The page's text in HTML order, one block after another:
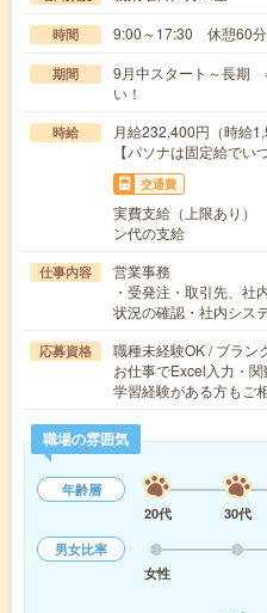
時間 9:00～17:30 休憩60
期間
9月中スタート～長期
い！
時給
月給232,400円（時給
【パソナは固定給でい
交通費
実費支給（上限あり）
ン代の支給
仕事内容
営業事務
・受発注・取引先、社
状況の確認・社内シス
応募資格
職種未経験OK / ブラン
お仕事でExcel入力・
学習経験がある方もご
職場の雰囲気
年齢層
20代
30代
男女比率
女性